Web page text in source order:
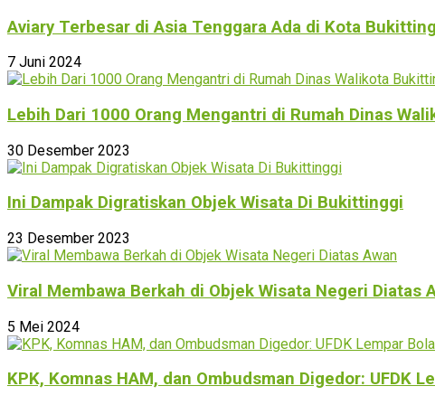
Aviary Terbesar di Asia Tenggara Ada di Kota
7 Juni 2024
Lebih Dari 1000 Orang Mengantri di Rumah Dinas
30 Desember 2023
Ini Dampak Digratiskan Objek Wisata Di Bukittinggi
23 Desember 2023
Viral Membawa Berkah di Objek Wisata Negeri Diatas
5 Mei 2024
KPK, Komnas HAM, dan Ombudsman Digedor: UFDK